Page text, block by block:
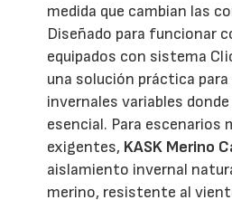
medida que cambian las
Diseñado para funcionar
equipados con sistema
una solución práctica
invernales variables
esencial. Para escenarios
exigentes, KASK Merino
aislamiento invernal
merino, resistente al